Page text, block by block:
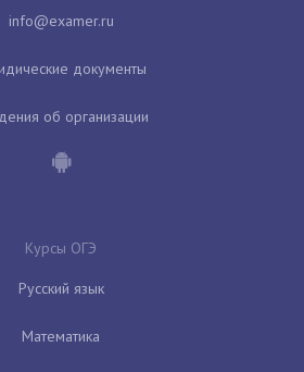
документы
об организации
Курсы ОГЭ
Русский язык
Математика